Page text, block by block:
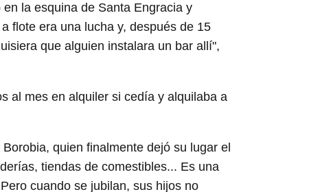
la esquina de Santa Engracia y
flote era una lucha y, después de 15
que alguien instalara un bar allí",
al mes en alquiler si cedía y alquilaba a
quien finalmente dejó su lugar el
tiendas de comestibles... Es una
cuando se jubilan, sus hijos no